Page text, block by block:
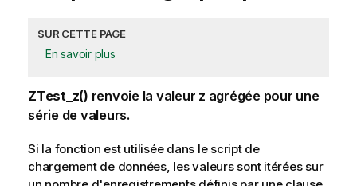
SUR CETTE PAGE
En savoir plus
ZTest_z() renvoie la valeur z agrégée pour une
série de valeurs.
Si la fonction est utilisée dans le script de
chargement de données, les valeurs sont itérées sur